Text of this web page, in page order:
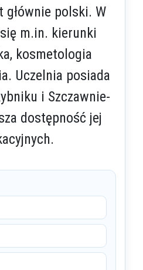
głównie polski. W
m.in. kierunki
kosmetologia
Uczelnia posiada
i Szczawnie-
dostępność jej